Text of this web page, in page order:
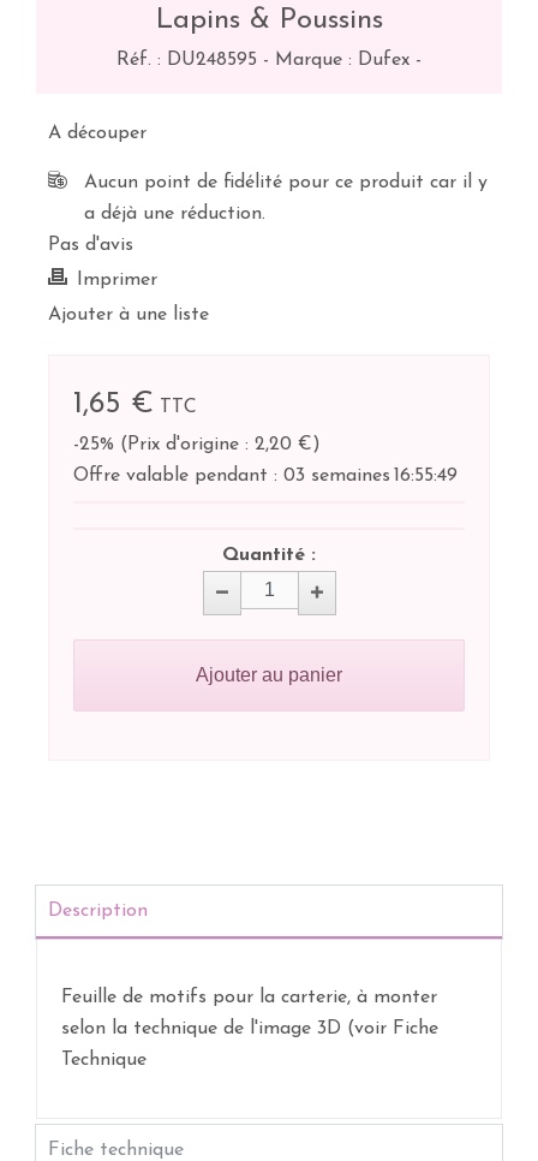
Lapins & Poussins
Réf. : DU248595 - Marque : Dufex -
A découper
Aucun point de fidélité pour ce produit car il y
a déjà une réduction.
Pas d'avis
Imprimer
Ajouter à une liste
1,65 €
TTC
-25% ( Prix d'origine : 2,20 €)
Offre valable pendant : 03 semaines 16:55:49
Quantité :
Ajouter au panier
Description
Feuille de motifs pour la carterie, à monter
selon la technique de l'image 3D (voir Fiche
Technique
Fiche technique